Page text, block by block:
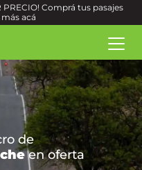
PRECIO! Comprá tus pasajes
más acá
de
en oferta